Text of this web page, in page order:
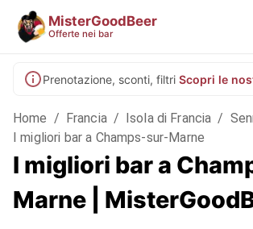
MisterGoodBeer
Offerte nei bar
Prenotazione, sconti, filtri Scopri le
Home / Francia / Isola di Francia /
I migliori bar a Champs-sur-Marne
I migliori bar a
Marne |